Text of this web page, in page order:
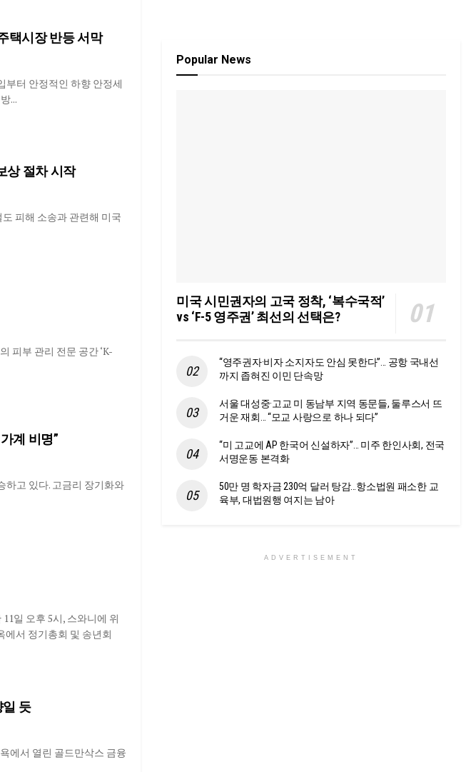
택시장 반등 서막
터 안정적인 하향 안정세
...
상 절차 시작
피해 소송과 관련해 미국
피부 관리 전문 공간 ‘K-
계 비명”
하고 있다. 고금리 장기화와
일 오후 5시, 스와니에 위
서 정기총회 및 송년회
일 듯
에서 열린 골드만삭스 금융
Popular News
미국 시민권자의 고국 정착, ‘복수국적’
vs ‘F-5 영주권’ 최선의 선택은?
“영주권자·비자 소지자도 안심 못한다”… 공항 국내선
까지 좁혀진 이민 단속망
서울 대성중·고교 미 동남부 지역 동문들, 둘루스서 뜨
거운 재회… “모교 사랑으로 하나 되다”
“미 고교에 AP 한국어 신설하자”… 미주 한인사회, 전국
서명운동 본격화
50만 명 학자금 230억 달러 탕감…항소법원 패소한 교
육부, 대법원행 여지는 남아
ADVERTISEMENT